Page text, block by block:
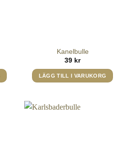
Kanelbulle
39 kr
LÄGG TILL I VARUKORG